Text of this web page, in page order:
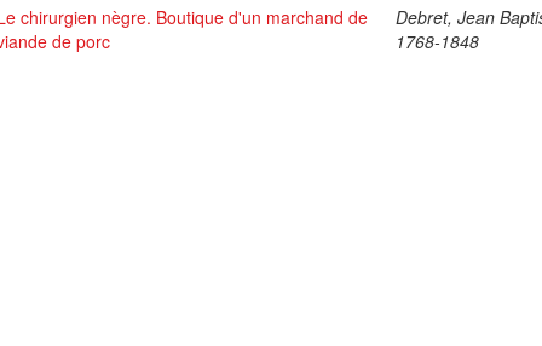
chirurgien nègre. Boutique d'un marchand de
de porc
Debret, Jean
1768-1848